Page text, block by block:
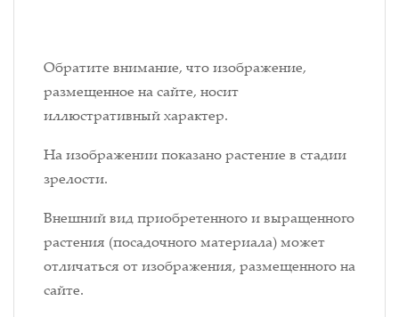
Обратите внимание, что изображение,
размещенное на сайте, носит
иллюстративный характер.
На изображении показано растение в стадии
зрелости.
Внешний вид приобретенного и выращенного
растения (посадочного материала) может
отличаться от изображения, размещенного на
сайте.